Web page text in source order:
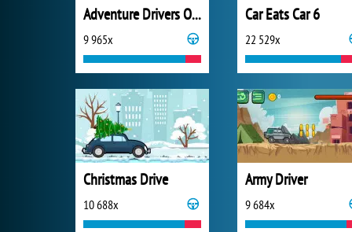
Adventure Drivers Online
9 965x
Car Eats Car 6
22 529x
Christmas Drive
10 688x
Army Driver
9 684x